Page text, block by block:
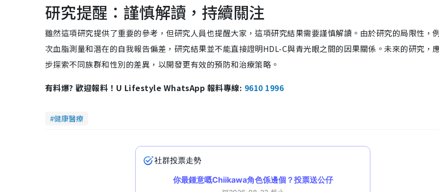
研究提醒：謹慎解讀，持續關注
雖然這項研究提供了重要的參考，但研究人員也提醒大家，這項研究結果需要謹慎解讀。由於研究的局限性，
次血脂測量和潛在的自我報告偏差，研究結果並不能直接證明HDL-C與青光眼之間的因果關係。未來的研究，
步探索不同族群和性別的差異，以開發更有效的預防和治療策略。
有料爆? 歡迎報料！U Lifestyle WhatsApp 報料專線: 9610 1996
健康醫療